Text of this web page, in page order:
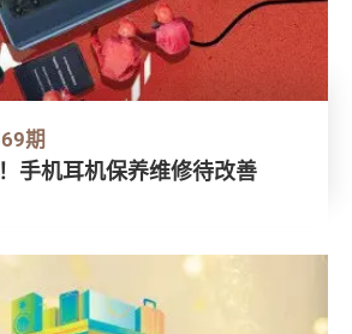
期
手机耳机保养维修待改善